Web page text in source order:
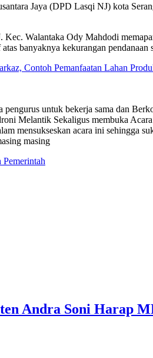
Jaya (DPD Lasqi NJ) kota
Walantaka Ody Mahdodi
banyaknya kekurangan pendanaan
Contoh Pemanfaatan Lahan
untuk bekerja sama dan
Melantik Sekaligus membuka
mensukseskan acara ini sehingga
masing
Andra Soni Harap